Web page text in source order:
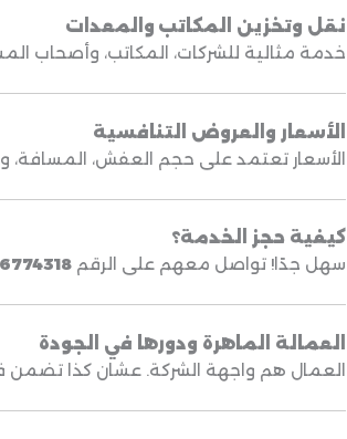
نقل وتخزين المكاتب والمعدات
خدمة مثالية للشركات، المكاتب، وأصحاب
الأسعار والعروض التنافسية
الأسعار تعتمد على حجم العفش،
كيفية حجز الخدمة؟
سهل جدًا! تواصل معهم على الرقم
العمالة الماهرة ودورها في الجودة
العمال هم واجهة الشركة. عشان كذا تضمن